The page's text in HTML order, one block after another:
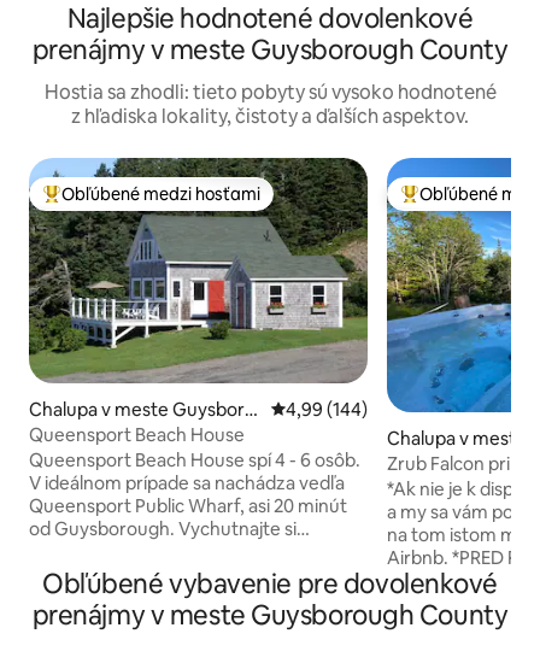
Najlepšie hodnotené dovolenkové
prenájmy v meste Guysborough County
Hostia sa zhodli: tieto pobyty sú vysoko hodnotené
z hľadiska lokality, čistoty a ďalších aspektov.
Najobľúbenejšie medzi hosťami
Obľúbené medzi hosťami
Chalupa v meste Guysboro
ugh
Priemerné ohodnotenie 4,99 z
4,99 (144)
Queensport Beach House
Queensport Beach House spí 4 - 6 osôb.
V ideálnom prípade sa nachádza vedľa
Queensport Public Wharf, asi 20 minút
od Guysborough. Vychutnajte si
terasy, kuchyne alebo podkrovia. Príďte
a zažite absolútny pokoj a
nezabudnuteľné západy slnka. Pozrite si
Najobľúbenejšie
Obľúbené
Chalupa v meste
Zrub Falcon pri
hydromasážou/
*Ak nie je k
a my sa vám
na tom istom
Airbnb. *PRED
PREČÍTAJTE
Aktivity v rezorte:
jazere, turistika,
Obľúbené vybavenie pre dovolenkové
prenájmy v meste Guysborough County